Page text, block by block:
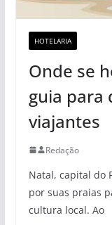
HOTELARIA
Onde se
guia para
viajantes
Redação
Natal, capital do
por suas praias
cultura local. Ao